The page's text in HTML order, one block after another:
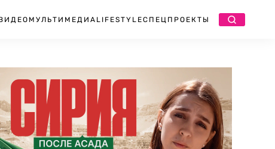
МУЛЬТИМЕДИА LIFESTYLEСПЕЦПРОЕКТЫ